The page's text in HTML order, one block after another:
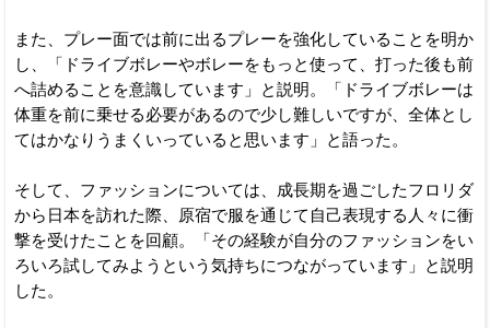
また、プレー面では前に出るプレーを強化していることを明か
し、「ドライブボレーやボレーをもっと使って、打った後も前
へ詰めることを意識しています」と説明。「ドライブボレーは
体重を前に乗せる必要があるので少し難しいですが、全体とし
てはかなりうまくいっていると思います」と語った。
そして、ファッションについては、成長期を過ごしたフロリダ
から日本を訪れた際、原宿で服を通じて自己表現する人々に衝
撃を受けたことを回顧。「その経験が自分のファッションをい
ろいろ試してみようという気持ちにつながっています」と説明
した。